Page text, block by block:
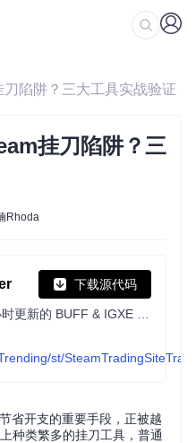
陷阱？三大工具实战验证
挂刀陷阱？三
Rhoda
下载源代码
st/
省开支的重要手段，正被越
种类繁多的挂刀工具，普通